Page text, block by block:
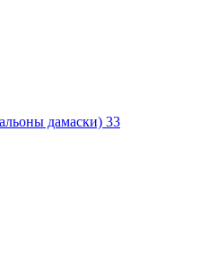
дамаски) 33